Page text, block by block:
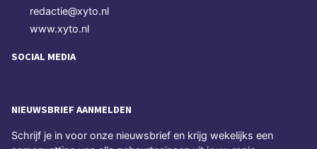
redactie@xyto.nl
www.xyto.nl
SOCIAL MEDIA
NIEUWSBRIEF AANMELDEN
Schrijf je in voor onze nieuwsbrief en krijg wekelijks een